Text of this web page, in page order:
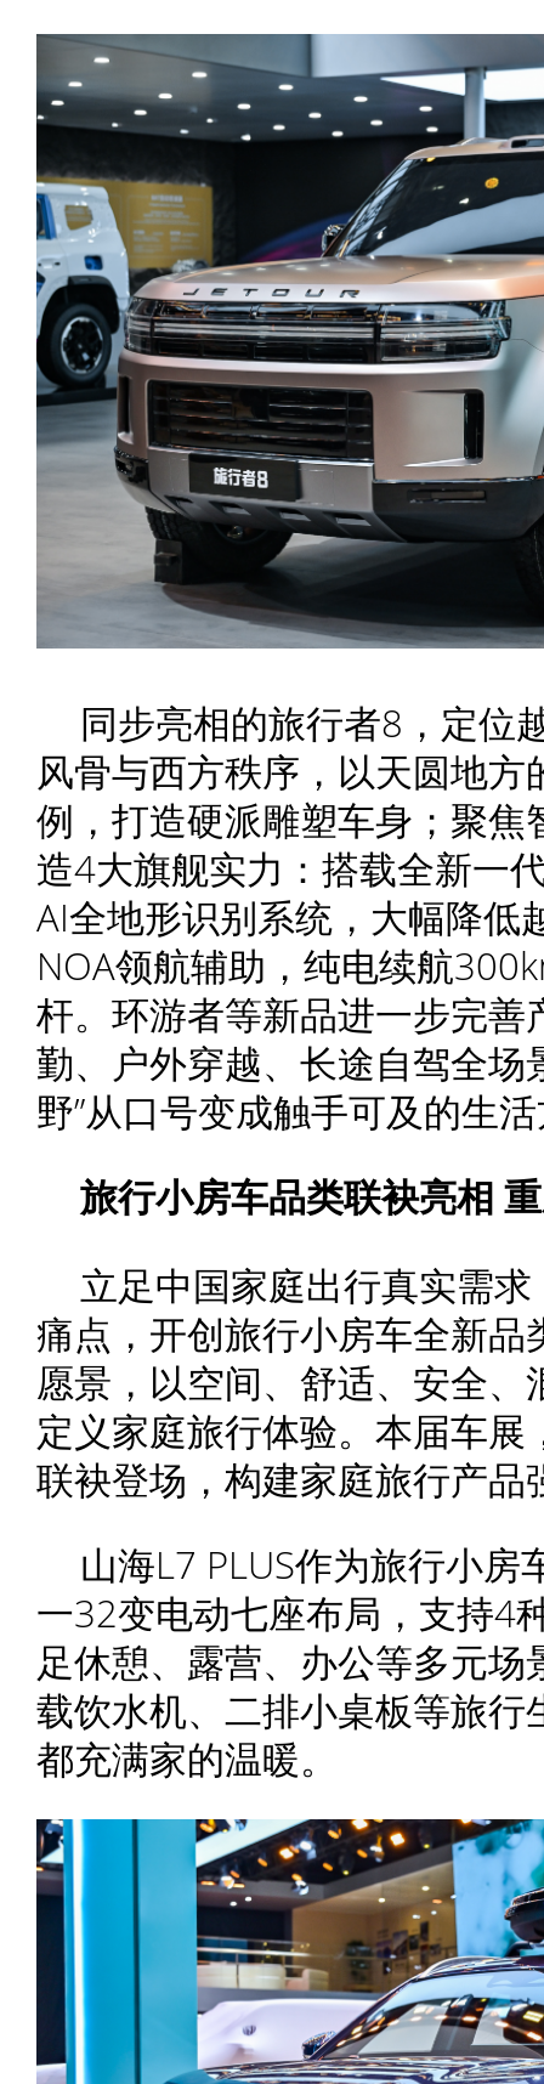
同步亮相的旅行者8，定位
风骨与西方秩序，以天圆地
例，打造硬派雕塑车身；聚
造4大旗舰实力：搭载全新一
AI全地形识别系统，大幅降低
NOA领航辅助，纯电续航
杆。环游者等新品进一步完
勤、户外穿越、长途自驾全场
野”从口号变成触手可及的生
旅行小房车品类联袂亮相
立足中国家庭出行真实需
痛点，开创旅行小房车全新品
愿景，以空间、舒适、安全
定义家庭旅行体验。本届车展
联袂登场，构建家庭旅行产品
山海L7 PLUS作为旅行小
一32变电动七座布局，支持4
足休憩、露营、办公等多元
载饮水机、二排小桌板等旅
都充满家的温暖。